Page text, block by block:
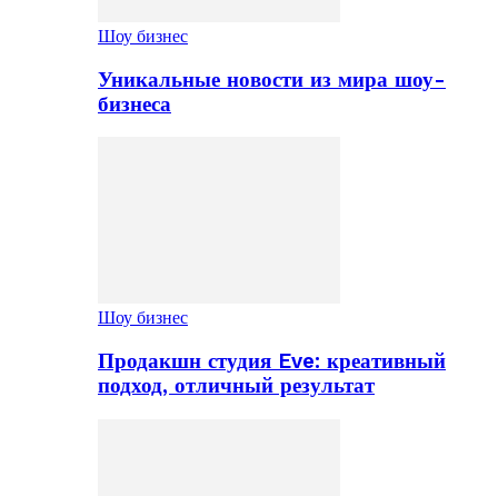
Шоу бизнес
Уникальные новости из мира шоу-
бизнеса
Шоу бизнес
Продакшн студия Eve: креативный
подход, отличный результат